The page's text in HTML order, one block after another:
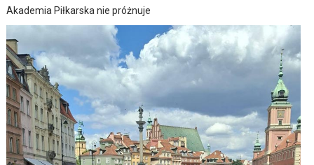
Akademia Piłkarska nie próżnuje